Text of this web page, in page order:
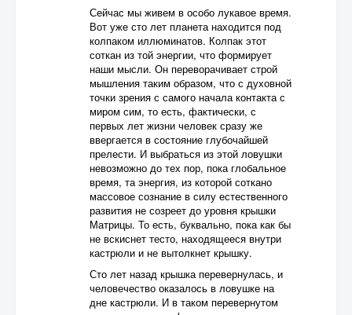
Сейчас мы живем в особо лукавое время.
Вот уже сто лет планета находится под
колпаком иллюминатов. Колпак этот
соткан из той энергии, что формирует
наши мысли. Он переворачивает строй
мышления таким образом, что с духовной
точки зрения с самого начала контакта с
миром сим, то есть, фактически, с
первых лет жизни человек сразу же
ввергается в состояние глубочайшей
прелести. И выбраться из этой ловушки
невозможно до тех пор, пока глобальное
время, та энергия, из которой соткано
массовое сознание в силу естественного
развития не созреет до уровня крышки
Матрицы. То есть, буквально, пока как бы
не вскиснет тесто, находящееся внутри
кастрюли и не вытолкнет крышку.
Сто лет назад крышка перевернулась, и
человечество оказалось в ловушке на
дне кастрюли. И в таком перевернутом